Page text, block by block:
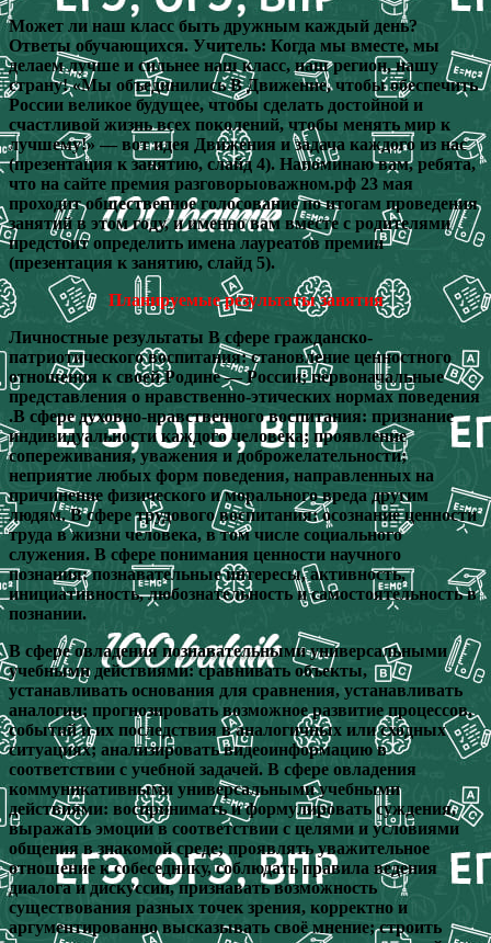
Может ли наш класс быть дружным каждый день?
Ответы обучающихся. Учитель: Когда мы вместе, мы
делаем лучше и сильнее наш класс, наш регион, нашу
страну! «Мы объединились B Движение, чтобы обеспечить
России великое будущее, чтобы сделать достойной и
счастливой жизнь всех поколений, чтобы менять мир к
лучшему!» — вот идея Движения и задача каждого из нас
(презентация к занятию, слайд 4). Напоминаю вам, ребята,
что на сайте премия разговорыоважном.рф 23 мая
проходит общественное голосование по итогам проведения
занятий в этом году, и именно вам вместе с родителями
предстоит определить имена лауреатов премии
(презентация к занятию, слайд 5).
Планируемые результаты занятия
Личностные результаты В сфере гражданско-
патриотического воспитания: становление ценностного
отношения к своей Родине — России; первоначальные
представления о нравственно-этических нормах поведения
.В сфере духовно-нравственного воспитания: признание
индивидуальности каждого человека; проявление
сопереживания, уважения и доброжелательности;
неприятие любых форм поведения, направленных на
причинение физического и морального вреда другим
людям. В сфере трудового воспитания: осознание ценности
труда в жизни человека, в том числе социального
служения. В сфере понимания ценности научного
познания: познавательные интересы, активность,
инициативность, любознательность и самостоятельность в
познании.
В сфере овладения познавательными универсальными
учебными действиями: сравнивать объекты,
устанавливать основания для сравнения, устанавливать
аналогии; прогнозировать возможное развитие процессов,
событий и их последствия в аналогичных или сходных
ситуациях; анализировать видеоинформацию в
соответствии с учебной задачей. В сфере овладения
коммуникативными универсальными учебными
действиями: воспринимать и формулировать суждения,
выражать эмоции в соответствии с целями и условиями
общения в знакомой среде; проявлять уважительное
отношение к собеседнику, соблюдать правила ведения
диалога и дискуссии, признавать возможность
существования разных точек зрения, корректно и
аргументированно высказывать своё мнение; строить